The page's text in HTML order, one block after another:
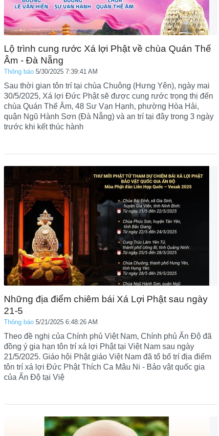
Lộ trình cung rước Xá lợi Phật về chùa Quán Thế
Âm - Đà Nẵng
Thông báo 5/30/2025 7:39:41 AM
Sau thời gian tôn trí tại chùa Chuông (Hưng Yên), ngày mai
30/5/2025, Xá lợi Đức Phật sẽ được cung rước trọng thị đến
chùa Quán Thế Âm, 48 Sư Vạn Hạnh, phường Hòa Hải,
quận Ngũ Hành Sơn (Đà Nẵng) và an trí tại đây trong 3 ngày
trước khi kết thúc hành
Những địa điểm chiêm bái Xá Lợi Phật sau ngày
21-5
Thông báo 5/21/2025 6:48:26 AM
Theo đề nghị của Chính phủ Việt Nam, Chính phủ Ấn Độ đã
đồng ý gia hạn tôn trí xá lợi Phật tại Việt Nam sau ngày
21/5/2025. Giáo hội Phật giáo Việt Nam đã tổ bố trí địa điểm
tôn trí xá lợi Đức Phật Thích Ca Mâu Ni - Bảo vật quốc gia
của Ấn Độ tại Việ